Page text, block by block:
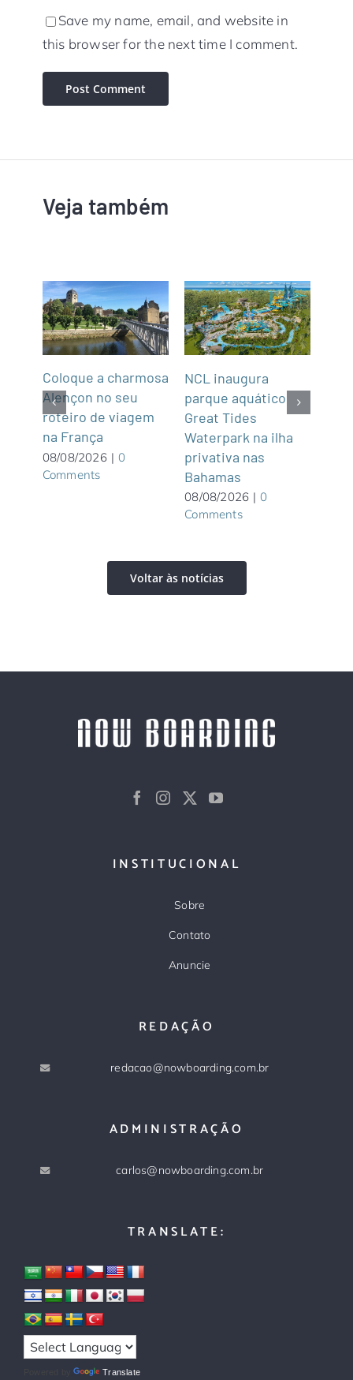
Save my name, email, and website in
this browser for the next time I comment.
Veja também
Coloque a charmosa
Alençon no seu
roteiro de viagem
na França
08/08/2026 | 0
Comments
NCL inaugura
parque aquático
Great Tides
Waterpark na ilha
privativa nas
Bahamas
08/08/2026 | 0
Comments
Voltar às notícias
INSTITUCIONAL
Sobre
Contato
Anuncie
REDAÇÃO
redacao@nowboarding.com.br
ADMINISTRAÇÃO
carlos@nowboarding.com.br
TRANSLATE:
Powered by Translate